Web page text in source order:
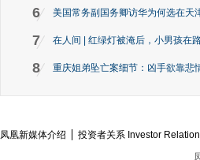
6 美国常务副国务卿访华为何选在天
7 在人间 | 红绿灯被淹后，小男孩在
8 重庆姐弟坠亡案细节：凶手欲靠悲
凤凰新媒体介绍 投资者关系 Investor